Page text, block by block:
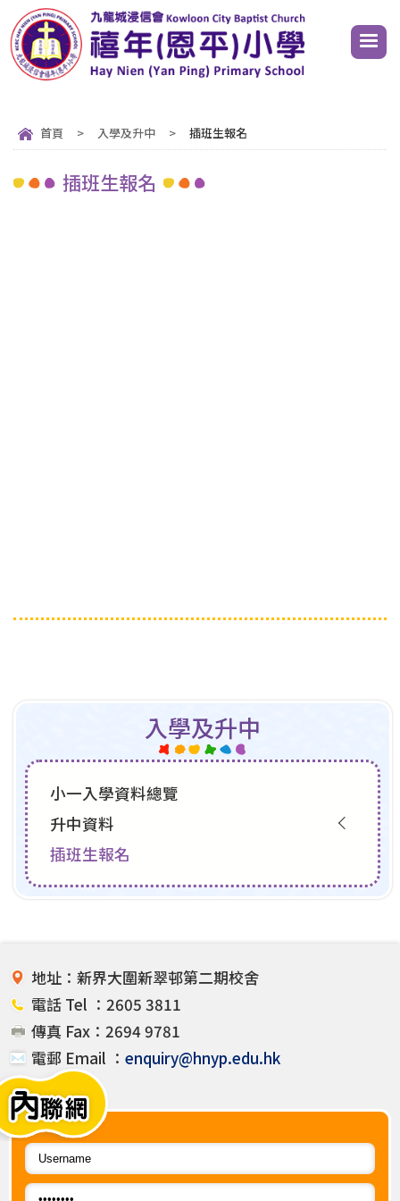
首頁 > 入學及升中 > 插班生報名
插班生報名
入學及升中
小一入學資料總覽
升中資料
插班生報名
地址：新界大圍新翠邨第二期校舍
電話 Tel ：2605 3811
傳真 Fax：2694 9781
電郵 Email ： enquiry@hnyp.edu.hk